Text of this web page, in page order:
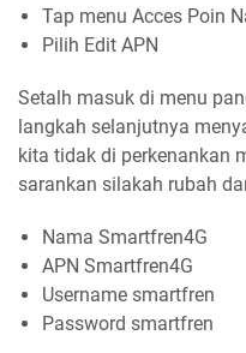
Tap menu Acces Poin
Pilih Edit APN
Setalh masuk di menu
langkah selanjutnya
kita tidak di perkenankan
sarankan silakah rubah
Nama Smartfren4G
APN Smartfren4G
Username smartfren
Password smartfren